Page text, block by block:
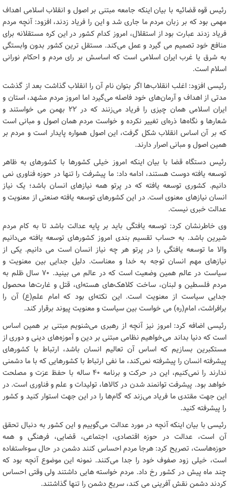
رئیس قوه قضائیه با بیان اینکه جامعه مبتنی بر اصول و انقلاب اسلامی اهداف
مهمی بود که بر زبان مردم ما جاری شد و این را فریاد زدند، افزود: آنچه مردم
فریاد زدند عبارت بود از استقلال، امروز کدام کشور در این کره مستقلانه برای
منافع خود تصمیم می گیرد و عمل می‌کند. مستقل ترین کشور بدون وابستگی
به شرق یا غرب ایران اسلامی است که اساسش بر رای مردم و احکام نورانی
اسلام است.
رئیسی افزود: اغلب انقلاب‌ها اگر بتوان نام آن را انقلاب گذاشت بعد از گذشت
مدتی از اهداف و آرمان‌های خود فاصله می‌گیرد اما امروز مردم مشهد، استان و
ایران اسلامی همان چیزی را فریاد می‌زنند که در 22 بهمن می خواستند و
شعارها و نگاه‌ها ذره‌ای تغییر نکرده و خواست مردم همان اصول و مبانی است
که بر آن اساس انقلاب شکل گرفت، این اصول همواره پایدار است و مردم بر
همین اصول و مبانی اصرار دارند.
رئیس دستگاه قضا با بیان اینکه امروز خیلی کشورها با کشورهای به ظاهر
توسعه یافته دوست هستند، ادامه داد: ما پیشرفت را تنها در حوزه فناوری نمی
دانیم. کشوری توسعه یافته که در پرتو همه نیازهای انسان باشد؛ یک نیاز
انسان نیازهای معنوی است. در این کشورهای توسعه یافته صنعتی از معنویت و
عدالت خبری نیست.
وی خاطرنشان کرد: توسعه یافتگی باید بر پایه عدالت باشد تا به کام مردم
شیرین باشد. به حساب تقسیم بندی امروز کشورهای توسعه یافته می‌دانیم
والا ما توسعه یافتگی را در پرتو هر چه نیاز انسان است می دانیم. یکی از
نیازهای مهم انسان توجه به خدا و معناست. دلیل جدایی بین معنویت و
سیاست در عالم همین وضعیت است که در عالم می بینید. 70 سال ظلم به
مردم فلسطین و لبنان، ساخت کلاهک‌های هسته‌ای، قتل و غارت‌ها محصول
جدایی سیاست از معنویت است. این نکته‌ای بود که امام علم(ع) آن را
برافراشت، امام(ره) می خواست بین سیاست و معنویت پیوند برقرار کند.
رئیسی اضافه کرد: امروز نیز آنچه از رهبری می‌شنویم مبتنی بر همین اساس
است که دنیا بداند می‌خواهیم نظامی مبتنی بر دین و آموزه‌های دینی و دوری از
مستکبرین بسازیم که اساس آن تعالیم انسان باشد، ارتباط با کشورهای
پیشرفته انسان را پیشرفته نمی‌کند، ما نفی ارتباط با کشورهایی که با ما دشمنی
ندارند را نمی‌کنیم، این در حرکت و برنامه 40 ساله با حفظ عزت و مصلحت
خواهد بود. پیشرفت توانمند شدن در کالاها، تولیدات و علم و فناوری است. در
این جهت مقتدی ما فریاد می‌زند که گام‌ها را در این جهت استوار کنید و کشور
را پیشرفته کنید.
رئیسی با بیان اینکه آنچه در مورد عدالت می‌گوییم و این کشور به دنبال تحقق
آن است، عدالت در حوزه اقتصادی، اجتماعی، قضایی، فرهنگی و همه
حوزه‌هاست، تصریح کرد: هرجا مردم احساس کنند دشمن در حال سوءاستفاده
است، خیلی زود صفوف خود را جدا می‌کنند. نمونه این موضوع آنچه بود که
چند ماه پیش در کشور رخ داد. مردم خواسته هایی داشتند ولی وقتی احساس
کردند دشمن نقش آفرینی می کند، سریع دشمن را تنها گذاشتند.